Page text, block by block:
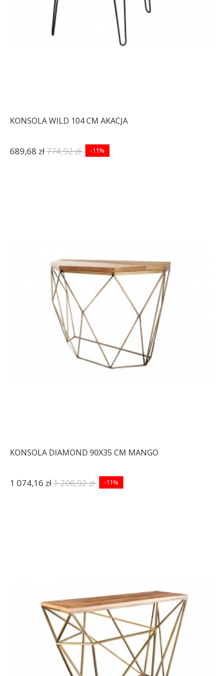
KONSOLA WILD 104 CM AKACJA
689,68 zł774,92 zł -11%
KONSOLA DIAMOND 90X35 CM MANGO
1 074,16 zł1 206,92 zł -11%